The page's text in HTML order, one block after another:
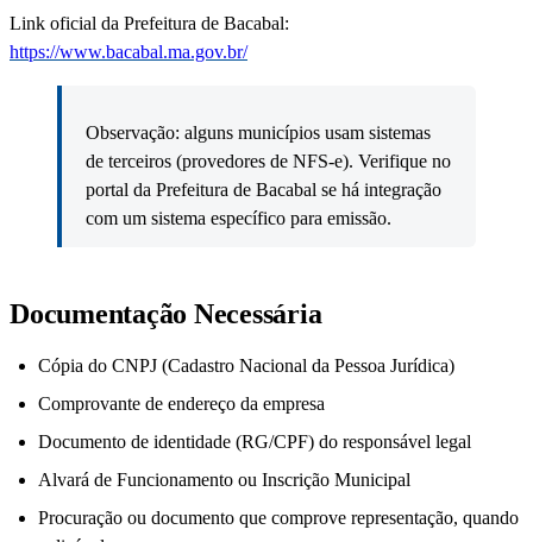
Link oficial da Prefeitura de Bacabal:
https://www.bacabal.ma.gov.br/
Observação: alguns municípios usam sistemas
de terceiros (provedores de NFS-e). Verifique no
portal da Prefeitura de Bacabal se há integração
com um sistema específico para emissão.
Documentação Necessária
Cópia do CNPJ (Cadastro Nacional da Pessoa Jurídica)
Comprovante de endereço da empresa
Documento de identidade (RG/CPF) do responsável legal
Alvará de Funcionamento ou Inscrição Municipal
Procuração ou documento que comprove representação, quando